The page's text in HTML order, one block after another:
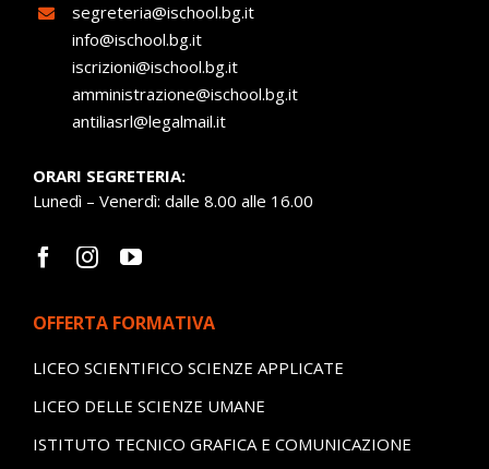
segreteria@ischool.bg.it
info@ischool.bg.it
iscrizioni@ischool.bg.it
amministrazione@ischool.bg.it
antiliasrl@legalmail.it
ORARI SEGRETERIA:
Lunedì – Venerdì: dalle 8.00 alle 16.00
OFFERTA FORMATIVA
LICEO SCIENTIFICO SCIENZE APPLICATE
LICEO DELLE SCIENZE UMANE
ISTITUTO TECNICO GRAFICA E COMUNICAZIONE